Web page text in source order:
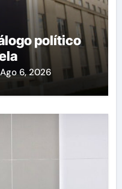
político
Ago 6, 2026